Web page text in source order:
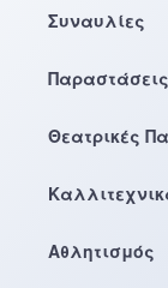
Συναυλίες
Θεατρικές
Αθλητισμός